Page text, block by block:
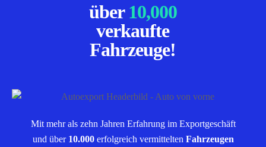
über10,000
verkaufte
Fahrzeuge!
Mit mehr als zehn Jahren Erfahrung im Exportgeschäft
und über 10.000erfolgreich vermittelten Fahrzeugen